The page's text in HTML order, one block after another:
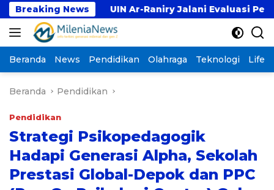
Langsung
ke
konten
Breaking News
UIN Ar-Raniry Jalani Evaluasi Pembukaan Prodi
Beranda News Pendidikan Olahraga Teknologi
Beranda Pendidikan
Pendidikan
Strategi Psikopedagogik
Hadapi Generasi Alpha, Sekolah
Prestasi Global-Depok dan PPC